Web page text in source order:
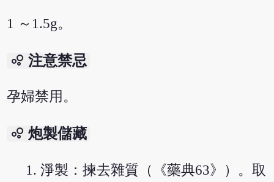
1 ～1.5g。
bubble_chart 注意禁忌
孕婦禁用。
bubble_chart 炮製儲藏
淨製：揀去雜質（《藥典63》）。取